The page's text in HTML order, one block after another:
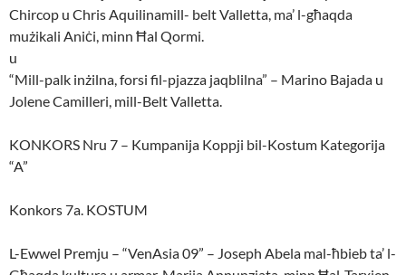
Chircop u Chris Aquilinamill- belt Valletta, ma’ l-għaqda
mużikali Aniċi, minn Ħal Qormi.
u
“Mill-palk inżilna, forsi fil-pjazza jaqblilna” – Marino Bajada u
Jolene Camilleri, mill-Belt Valletta.
KONKORS Nru 7 – Kumpanija Koppji bil-Kostum Kategorija
“A”
Konkors 7a. KOSTUM
L-Ewwel Premju – “VenAsia 09” – Joseph Abela mal-ħbieb ta’ l-